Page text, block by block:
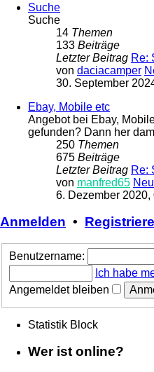
Suche
Suche
14 Themen
133 Beiträge
Letzter Beitrag Re:
von daciacamper
30. September
Ebay, Mobile etc
Angebot bei Ebay,
gefunden? Dann her
250 Themen
675 Beiträge
Letzter Beitrag Re:
von manfred65
6. Dezember 2020,
Anmelden •
Benutzername:
Ich habe
Angemeldet bleiben
Statistik Block
Wer ist online?